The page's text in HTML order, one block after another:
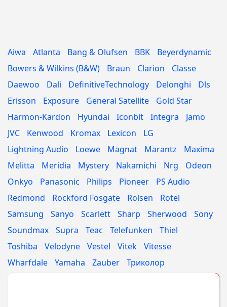
Aiwa Atlanta Bang & Olufsen BBK
Beyerdynamic
Bowers & Wilkins (В&W)
Braun Clarion
Classe
Daewoo
Dali DefinitiveTechnology Delonghi
Dls
Erisson
Exposure General Satellite
Gold Star
Harmon-Kardon
Hyundai Iconbit Integra
Jamo
JVC
Kenwood Kromax Lexicon
LG
Lightning Audio
Loewe Magnat Marantz
Maxima
Melitta
Meridia Mystery Nakamichi Nrg
Odeon
Onkyo
Panasonic Philips Pioneer
PS Audio
Redmond
Rockford Fosgate Rolsen
Rotel
Samsung
Sanyo Scarlett Sharp Sherwood
Sony
Soundmax
Supra Teac Telefunken
Thiel
Toshiba
Velodyne Vestel Vitek
Vitesse
Wharfdale
Yamaha Zauber Триколор